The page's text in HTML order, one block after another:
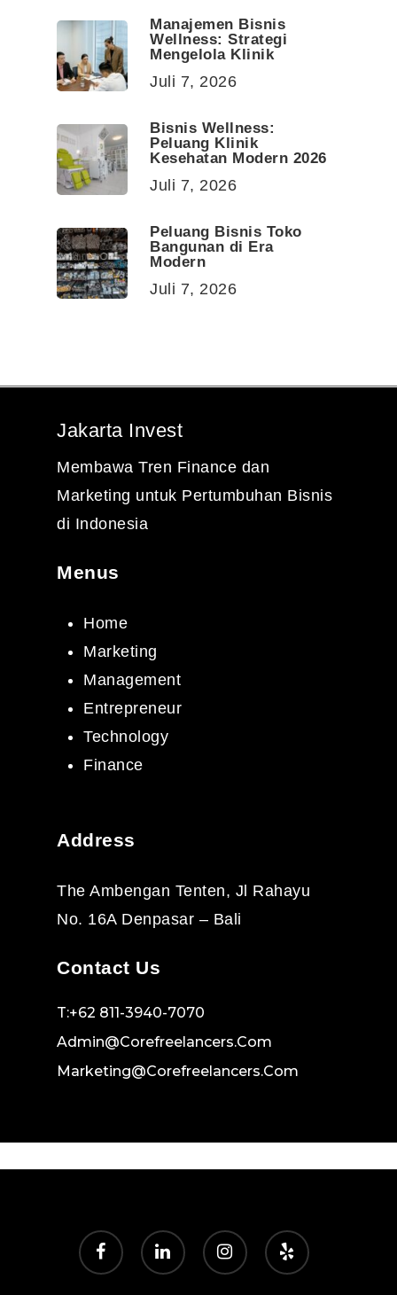
Manajemen Bisnis
Wellness: Strategi
Mengelola Klinik
Juli 7, 2026
Bisnis Wellness:
Peluang Klinik
Kesehatan Modern 2026
Juli 7, 2026
Peluang Bisnis Toko
Bangunan di Era
Modern
Juli 7, 2026
Jakarta Invest
Membawa Tren Finance dan
Marketing untuk Pertumbuhan Bisnis
di Indonesia
Menus
Home
Marketing
Management
Entrepreneur
Technology
Finance
Address
The Ambengan Tenten, Jl Rahayu
No. 16A Denpasar – Bali
Contact Us
T:+62 811-3940-7070
Admin@corefreelancers.com
Marketing@corefreelancers.com
facebook linkedin instagram yelp